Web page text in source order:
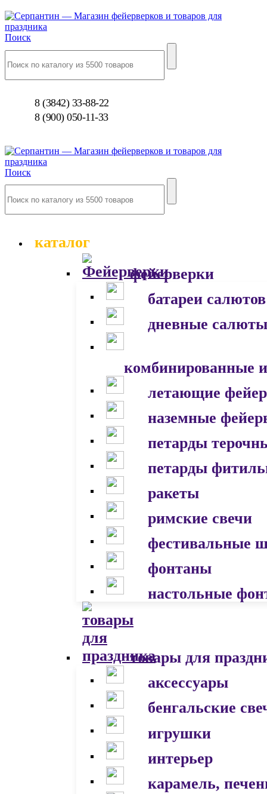
Поиск
8 (3842) 33-88-22
8 (900) 050-11-33
Поиск
каталог
фейерверки
батареи салютов
дневные салюты
комбинированные
летающие
наземные
петарды
петарды
ракеты
римские свечи
фестивальные
фонтаны
настольные
товары для
аксессуары
бенгальские
игрушки
интерьер
карамель,